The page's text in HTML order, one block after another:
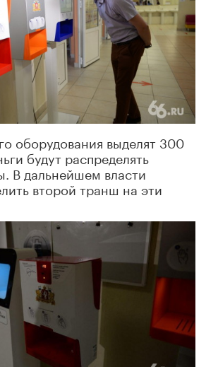
оборудования выделят 300
будут распределять
В дальнейшем власти
второй транш на эти